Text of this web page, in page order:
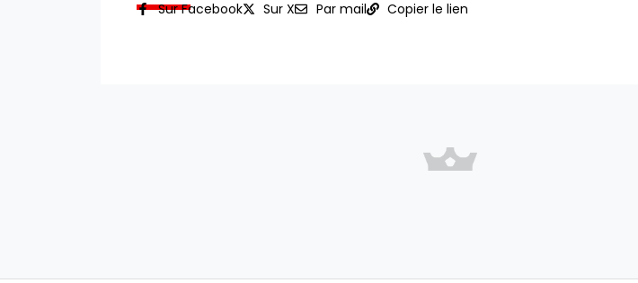
Sur Facebook Sur X Par mail Copier le lien